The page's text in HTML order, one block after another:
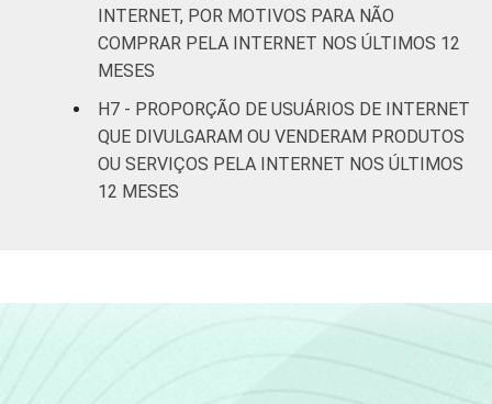
De 16 a 24
anos
42
De 25 a 34
anos
44 52
De 35 a 44
INTERNET, POR MOTIVOS PARA NÃO
COMPRAR PELA INTERNET NOS ÚLTIMOS 12
MESES
H7 - PROPORÇÃO DE USUÁRIOS DE INTERNET
QUE DIVULGARAM OU VENDERAM PRODUTOS
OU SERVIÇOS PELA INTERNET NOS ÚLTIMOS
12 MESES